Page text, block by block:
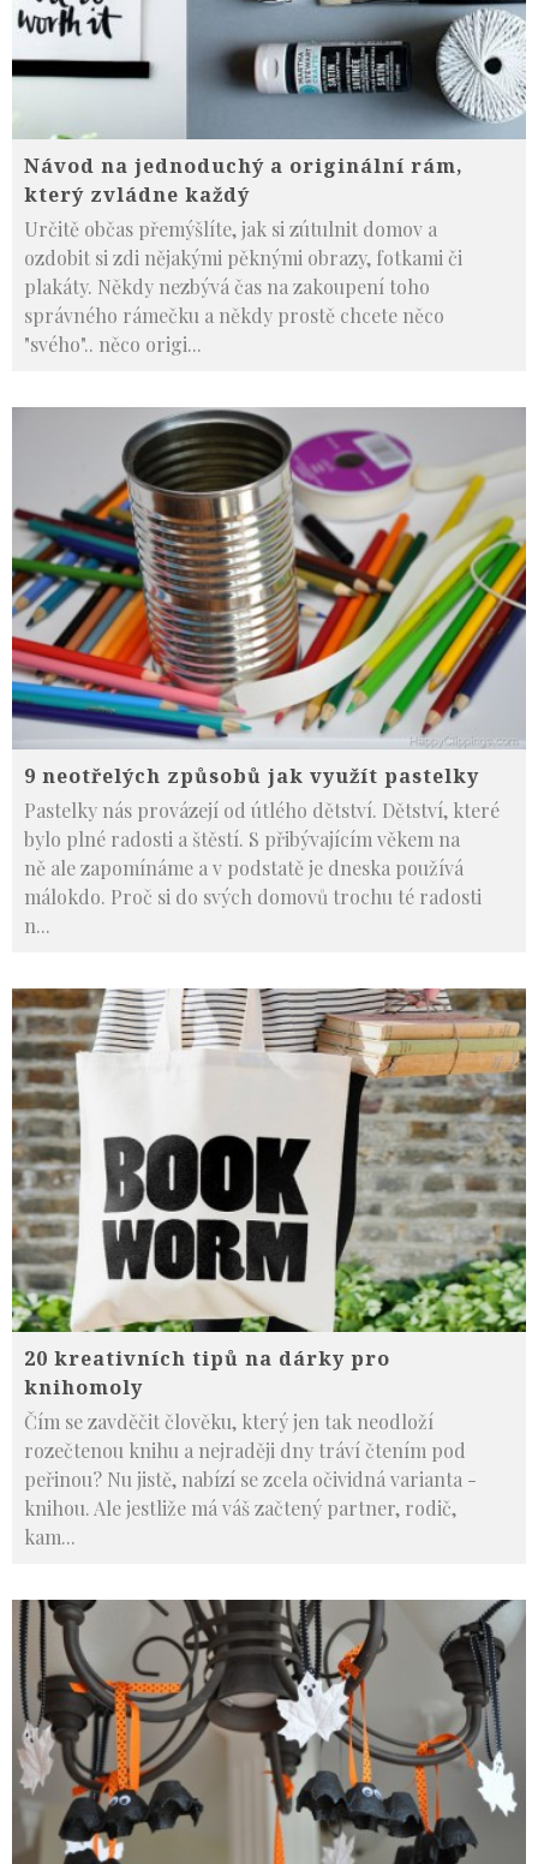
Návod na jednoduchý a originální rám,
který zvládne každý
Určitě občas přemýšlíte, jak si zútulnit domov a
ozdobit si zdi nějakými pěknými obrazy, fotkami či
plakáty. Někdy nezbývá čas na zakoupení toho
správného rámečku a někdy prostě chcete něco
"svého".. něco origi...
9 neotřelých způsobů jak využít pastelky
Pastelky nás provázejí od útlého dětství. Dětství, které
bylo plné radosti a štěstí. S přibývajícím věkem na
ně ale zapomínáme a v podstatě je dneska používá
málokdo. Proč si do svých domovů trochu té radosti
n...
20 kreativních tipů na dárky pro
knihomoly
Čím se zavděčit člověku, který jen tak neodloží
rozečtenou knihu a nejraději dny tráví čtením pod
peřinou? Nu jistě, nabízí se zcela očividná varianta -
knihou. Ale jestliže má váš začtený partner, rodič,
kam...